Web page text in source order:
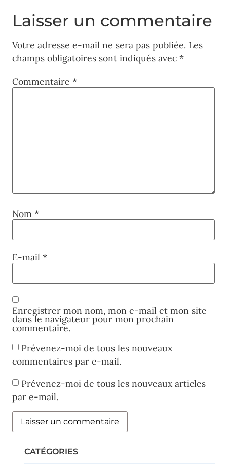
Laisser un commentaire
Votre adresse e-mail ne sera pas publiée. Les
champs obligatoires sont indiqués avec *
Commentaire *
Nom *
E-mail *
Enregistrer mon nom, mon e-mail et mon site
dans le navigateur pour mon prochain
commentaire.
Prévenez-moi de tous les nouveaux
commentaires par e-mail.
Prévenez-moi de tous les nouveaux articles
par e-mail.
CATÉGORIES